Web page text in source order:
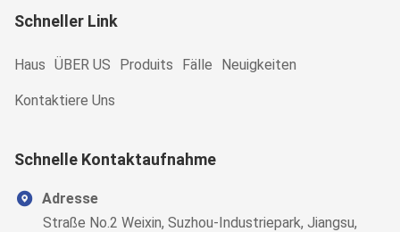
Schneller Link
Haus ÜBER US Produits Fälle Neuigkeiten
Kontaktiere Uns
Schnelle Kontaktaufnahme
Adresse
Straße No.2 Weixin, Suzhou-Industriepark, Jiangsu,